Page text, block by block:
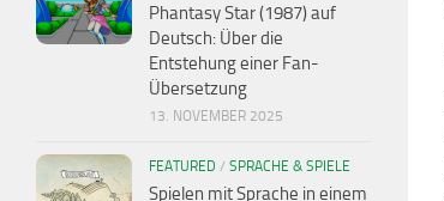
Phantasy Star (1987) auf
Deutsch: Über die
Entstehung einer Fan-
Übersetzung
13. NOVEMBER 2025
FEATURED / SPRACHE & SPIELE
Spielen mit Sprache in einem